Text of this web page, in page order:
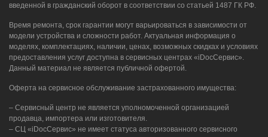
введенной в гражданский оборот в соответствии со статьей 1487 ГК РФ.
Время ремонта, срок гарантии могут варьироваться в зависимости от
модели устройства и сложности работ. Актуальная информация о
моделях, комплектациях, наличии, ценах, возможных скидках и условиях
предоставления услуг доступна в сервисных центрах «iDocСервис».
Данный материал не является публичной офертой.
Оферта на сервисное обслуживание застрахованного имущества:
– Сервисный центр не является уполномоченной организацией
продавца, импортера или изготовителя.
– СЦ «iDocСервис» не имеет статуса авторизованного сервисного